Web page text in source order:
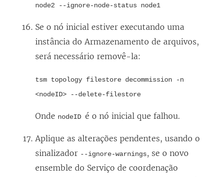
node2 --ignore-node-status node1
Se o nó inicial estiver executando uma
instância do Armazenamento de arquivos,
será necessário removê-la:
tsm topology filestore decommission -n
<nodeID> --delete-filestore
Onde nodeID é o nó inicial que falhou.
Aplique as alterações pendentes, usando o
sinalizador --ignore-warnings, se o novo
ensemble do Serviço de coordenação